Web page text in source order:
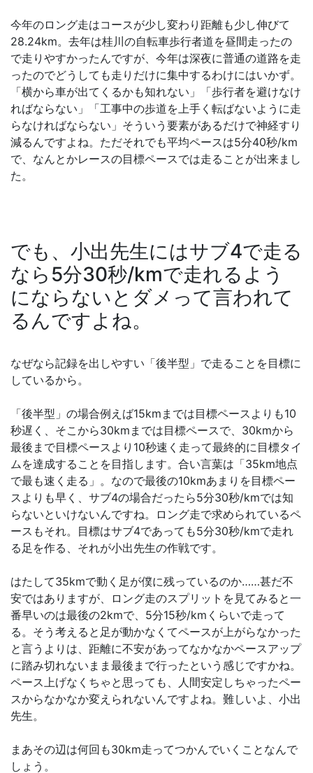
今年のロング走はコースが少し変わり距離も少し伸びて
28.24km。去年は桂川の自転車歩行者道を昼間走ったの
で走りやすかったんですが、今年は深夜に普通の道路を走
ったのでどうしても走りだけに集中するわけにはいかず。
「横から車が出てくるかも知れない」「歩行者を避けなけ
ればならない」「工事中の歩道を上手く転ばないように走
らなければならない」そういう要素があるだけで神経すり
減るんですよね。ただそれでも平均ペースは5分40秒/km
で、なんとかレースの目標ペースでは走ることが出来まし
た。
でも、小出先生にはサブ4で走る
なら5分30秒/kmで走れるよう
にならないとダメって言われて
るんですよね。
なぜなら記録を出しやすい「後半型」で走ることを目標に
しているから。
「後半型」の場合例えば15kmまでは目標ペースよりも10
秒遅く、そこから30kmまでは目標ペースで、30kmから
最後まで目標ペースより10秒速く走って最終的に目標タイ
ムを達成することを目指します。合い言葉は「35km地点
で最も速く走る」。なので最後の10kmあまりを目標ペー
スよりも早く、サブ4の場合だったら5分30秒/kmでは知
らないといけないんですね。ロング走で求められているペ
ースもそれ。目標はサブ4であっても5分30秒/kmで走れ
る足を作る、それが小出先生の作戦です。
はたして35kmで動く足が僕に残っているのか……甚だ不
安ではありますが、ロング走のスプリットを見てみると一
番早いのは最後の2kmで、5分15秒/kmくらいで走って
る。そう考えると足が動かなくてペースが上がらなかった
と言うよりは、距離に不安があってなかなかペースアップ
に踏み切れないまま最後まで行ったという感じですかね。
ペース上げなくちゃと思っても、人間安定しちゃったペー
スからなかなか変えられないんですよね。難しいよ、小出
先生。
まあその辺は何回も30km走ってつかんでいくことなんで
しょう。